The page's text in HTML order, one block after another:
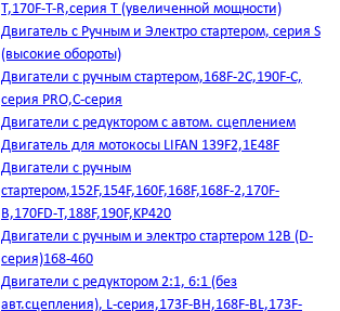
T,170F-T-R,серия Т (увеличенной мощности)
Двигатель с Ручным и Электро стартером, серия S
(высокие обороты)
Двигатели с ручным стартером,168F-2C,190F-C,
серия PRO,C-серия
Двигатели с редуктором с автом. сцеплением
Двигатель для мотокосы LIFAN 139F2,1E48F
Двигатели с ручным
стартером,152F,154F,160F,168F,168F-2,170F-
B,170FD-T,188F,190F,KP420
Двигатели с ручным и электро стартером 12В (D-
серия)168-460
Двигатели с редуктором 2:1, 6:1 (без
авт.сцепления), L-серия,173F-BH,168F-BL,173F-